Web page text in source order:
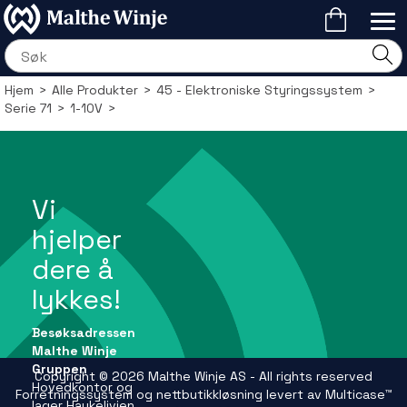
Hjem>Alle Produkter>45 - Elektroniske Styringssystem>
Serie 71>1-10V>
Vi
hjelper
dere å
lykkes!
Besøksadressen
Malthe Winje
Gruppen
Hovedkontor og
Copyright © 2026 Malthe Winje AS - All rights reserved
Forretningssystem og nettbutikkløsning levert av Multicase™